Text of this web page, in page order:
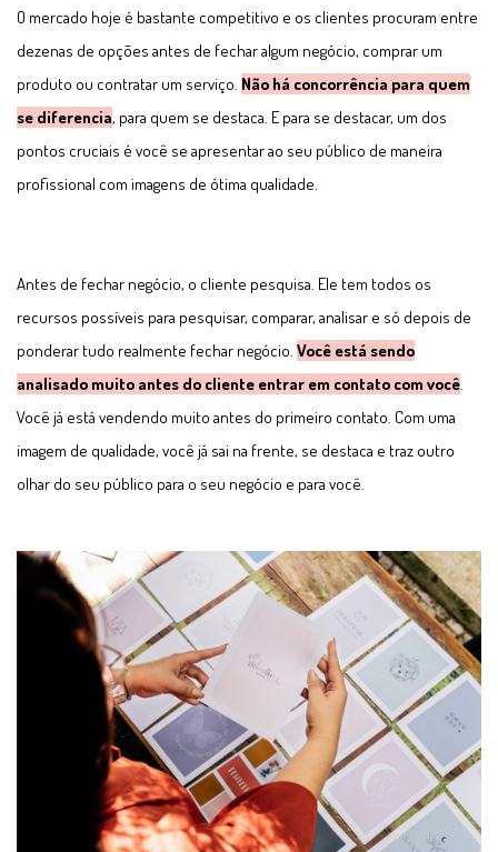
O mercado hoje é bastante competitivo e os clientes procuram entre
dezenas de opções antes de fechar algum negócio, comprar um
produto ou contratar um serviço. Não há concorrência para quem
se diferencia, para quem se destaca. E para se destacar, um dos
pontos cruciais é você se apresentar ao seu público de maneira
profissional com imagens de ótima qualidade.
Antes de fechar negócio, o cliente pesquisa. Ele tem todos os
recursos possíveis para pesquisar, comparar, analisar e só depois de
ponderar tudo realmente fechar negócio. Você está sendo
analisado muito antes do cliente entrar em contato com você
Você já está vendendo muito antes do primeiro contato. Com uma
imagem de qualidade, você já sai na frente, se destaca e traz outro
olhar do seu público para o seu negócio e para você.